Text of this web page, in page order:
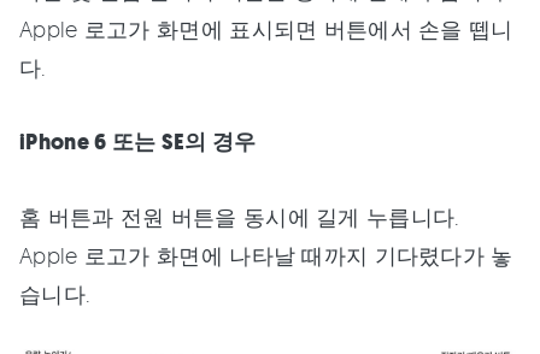
Apple 로고가 화면에 표시되면 버튼에서 손을 뗍니
다.
iPhone 6 또는 SE의 경우
홈 버튼과 전원 버튼을 동시에 길게 누릅니다.
Apple 로고가 화면에 나타날 때까지 기다렸다가 놓
습니다.